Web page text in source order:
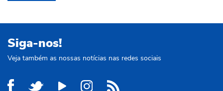
Siga-nos!
Veja também as nossas notícias nas redes sociais